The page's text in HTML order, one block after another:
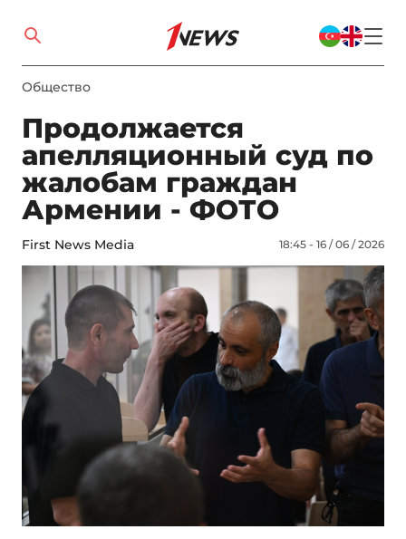
Общество
Продолжается
апелляционный суд по
жалобам граждан
Армении - ФОТО
First News Media 18:45 - 16 / 06 / 2026